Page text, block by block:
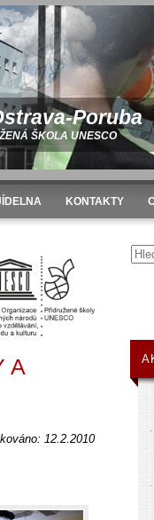
Poruba
ŠKOLA UNESCO
KONTAKTY
A
12.2.2010